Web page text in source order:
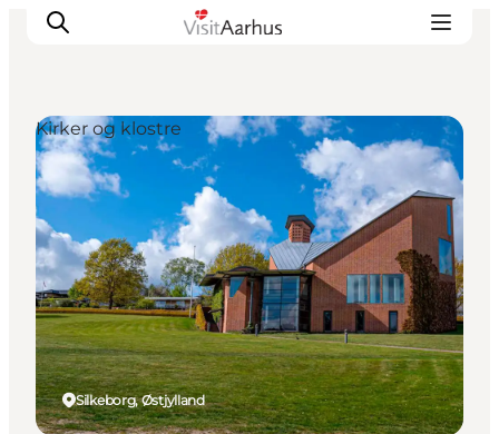
Oplevelser
Kalender
Byer og steder
Planlæg ferien
Transport
Silkeborg, Østjylland
Kirker og klostre